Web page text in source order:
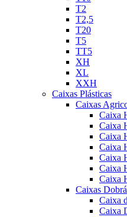
T2
T2,5
T20
T5
TT5
XH
XL
XXH
Caixas Plásticas
Caixas
Caixa
Caixa
Caixa
Caixa
Caixa
Caixa
Caixa
Caixas
Caixa
Caixa